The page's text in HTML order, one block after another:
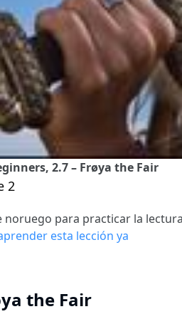
2.7 – Frøya the Fair
2
noruego para practicar la
esta lección ya
the Fair